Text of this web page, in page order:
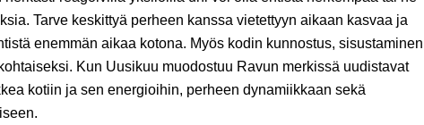
Tarve keskittyä perheen kanssa vietettyyn aikaan kasvaa ja
enemmän aikaa kotona. Myös kodin kunnostus, sisustaminen
Kun Uusikuu muodostuu Ravun merkissä uudistavat
kotiin ja sen energioihin, perheen dynamiikkaan sekä